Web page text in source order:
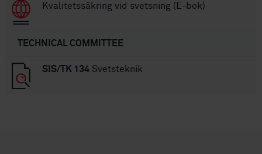
Kvalitetssäkring vid svetsning (E-bok)
TECHNICAL COMMITTEE
SIS/TK 134 Svetsteknik